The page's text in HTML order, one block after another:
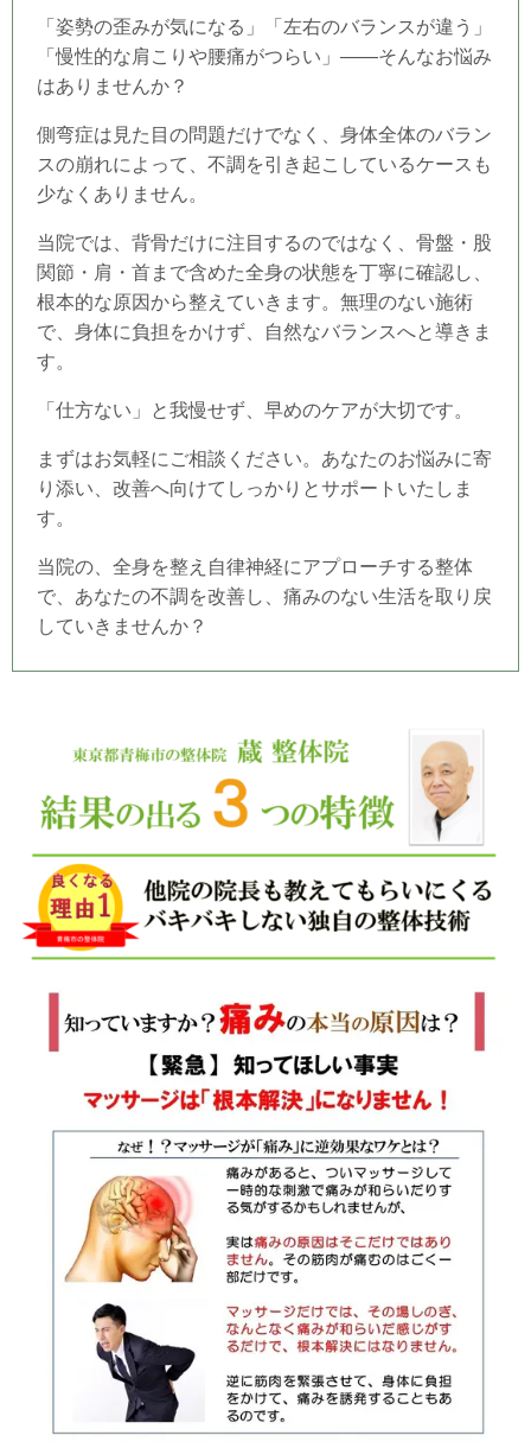
「姿勢の歪みが気になる」「左右のバランスが違う」
「慢性的な肩こりや腰痛がつらい」――そんなお悩み
はありませんか？
側弯症は見た目の問題だけでなく、身体全体のバラン
スの崩れによって、不調を引き起こしているケースも
少なくありません。
当院では、背骨だけに注目するのではなく、骨盤・股
関節・肩・首まで含めた全身の状態を丁寧に確認し、
根本的な原因から整えていきます。無理のない施術
で、身体に負担をかけず、自然なバランスへと導きま
す。
「仕方ない」と我慢せず、早めのケアが大切です。
まずはお気軽にご相談ください。あなたのお悩みに寄
り添い、改善へ向けてしっかりとサポートいたしま
す。
当院の、全身を整え自律神経にアプローチする整体
で、あなたの不調を改善し、痛みのない生活を取り戻
していきませんか？